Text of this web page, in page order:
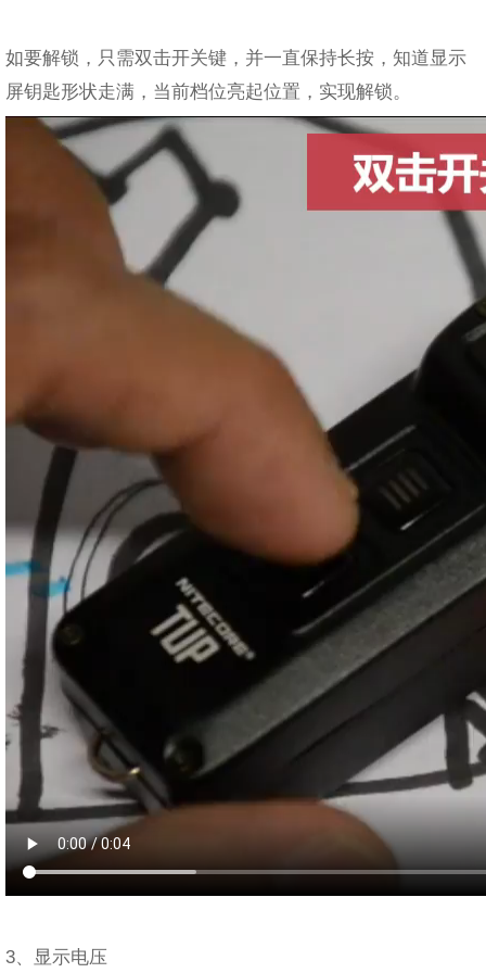
如要解锁，只需双击开关键，并一直保持长按，知道显示
屏钥匙形状走满，当前档位亮起位置，实现解锁。
3、显示电压